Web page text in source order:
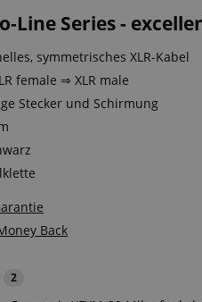
Line Series -
symmetrisches XLR-Kabel
female ⇒ XLR male
Stecker und Schirmung
Back
2